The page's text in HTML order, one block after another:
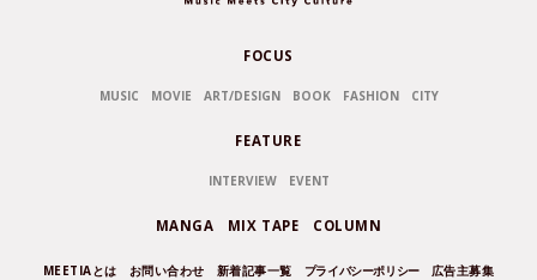
FOCUS
MUSIC MOVIE ART/DESIGN BOOK FASHION CITY
FEATURE
INTERVIEW EVENT
MANGA MIX TAPE COLUMN
MEETIAとは お問い合わせ 新着記事一覧 プライバシーポリシー 広告主募集